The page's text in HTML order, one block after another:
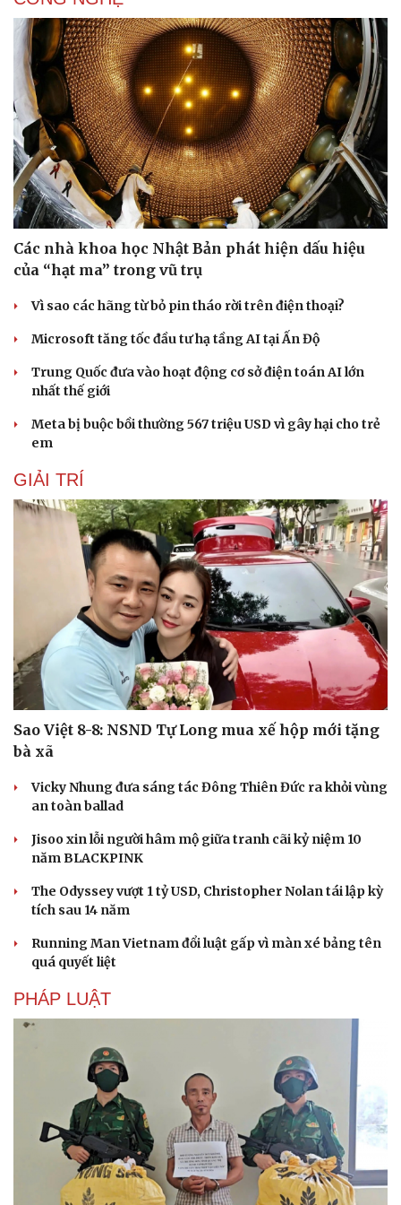
Doanh nghiệp
Thông tin doanh nghiệp
Doanh nghiệp 24h
Doanh nhân
Vì cộng đồng
Công nghệ
Sành điệu
Tin Công nghệ
Trải nghiệm
Chuyển đổi số
nhất thế giới
Meta bị buộc bồi thường 567 triệu USD vì gây hại cho trẻ
em
GIẢI TRÍ
Sao Việt 8-8: NSND Tự Long mua xế hộp mới tặng
bà xã
an toàn ballad
năm BLACKPINK
The Odyssey vượt 1 tỷ USD, Christopher Nolan tái lập kỳ
tích sau 14 năm
Running Man Vietnam đổi luật gấp vì màn xé bảng tên
quá quyết liệt
PHÁP LUẬT
Biên phòng Quảng Trị ngăn chặn vận chuyển
hơn 210 kg vật liệu nổ
đáo hạn ngân hàng"
1 giờ sáng
Bị bắt sau khi qua Campuchia mua súng quân dụng để
"phòng thân"
Bắt giam nữ TikToker Phượng Nguyễn
THỂ THAO